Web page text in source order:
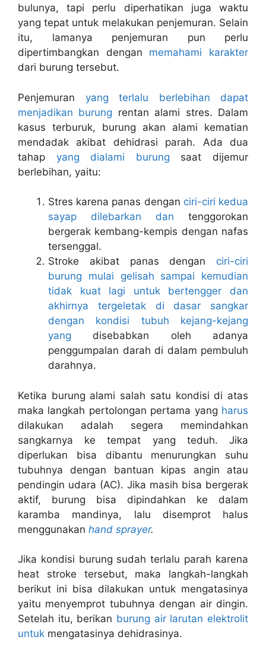
bulunya, tapi perlu diperhatikan juga waktu
yang tepat untuk melakukan penjemuran. Selain
itu, lamanya penjemuran pun perlu
dipertimbangkan dengan memahami karakter
dari burung tersebut.
Penjemuran yang terlalu berlebihan dapat
menjadikan burung rentan alami stres. Dalam
kasus terburuk, burung akan alami kematian
mendadak akibat dehidrasi parah. Ada dua
tahap yang dialami burung saat dijemur
berlebihan, yaitu:
Stres karena panas dengan ciri-ciri kedua
sayap dilebarkan dan tenggorokan
bergerak kembang-kempis dengan nafas
tersenggal.
Stroke akibat panas dengan ciri-ciri
burung mulai gelisah sampai kemudian
tidak kuat lagi untuk bertengger dan
akhirnya tergeletak di dasar sangkar
dengan kondisi tubuh kejang-kejang
yang disebabkan oleh adanya
penggumpalan darah di dalam pembuluh
darahnya.
Ketika burung alami salah satu kondisi di atas
maka langkah pertolongan pertama yang harus
dilakukan adalah segera memindahkan
sangkarnya ke tempat yang teduh. Jika
diperlukan bisa dibantu menurungkan suhu
tubuhnya dengan bantuan kipas angin atau
pendingin udara (AC). Jika masih bisa bergerak
aktif, burung bisa dipindahkan ke dalam
karamba mandinya, lalu disemprot halus
menggunakan hand sprayer.
Jika kondisi burung sudah terlalu parah karena
heat stroke tersebut, maka langkah-langkah
berikut ini bisa dilakukan untuk mengatasinya
yaitu menyemprot tubuhnya dengan air dingin.
Setelah itu, berikan burung air larutan elektrolit
untuk mengatasinya dehidrasinya.